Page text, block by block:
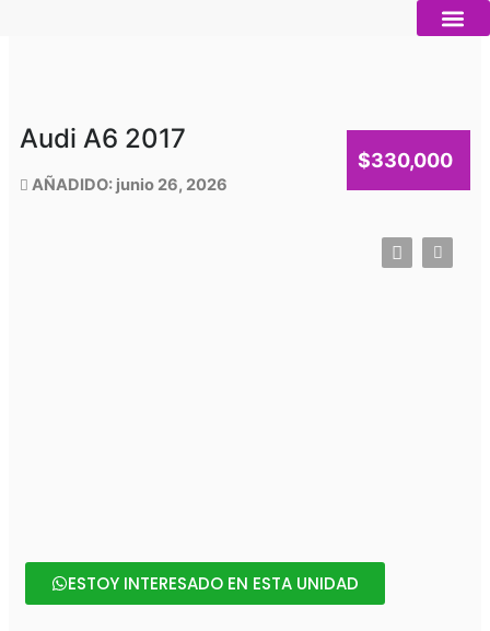
Audi A6 2017
AÑADIDO: junio 26, 2026
$330,000
ESTOY INTERESADO EN ESTA UNIDAD